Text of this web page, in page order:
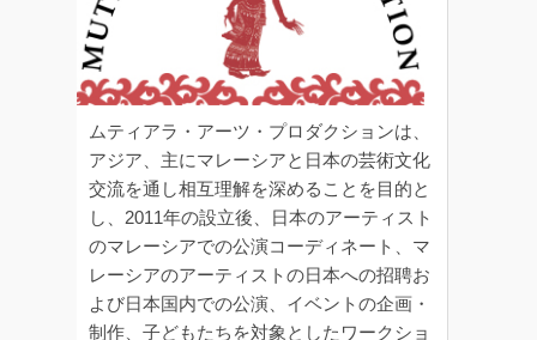
ムティアラ・アーツ・プロダクションは、
アジア、主にマレーシアと日本の芸術文化
交流を通し相互理解を深めることを目的と
し、2011年の設立後、日本のアーティスト
のマレーシアでの公演コーディネート、マ
レーシアのアーティストの日本への招聘お
よび日本国内での公演、イベントの企画・
制作、子どもたちを対象としたワークショ